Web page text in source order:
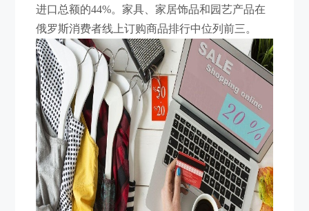
进口总额的44%。家具、家居饰品和园艺产品在
俄罗斯消费者线上订购商品排行中位列前三。